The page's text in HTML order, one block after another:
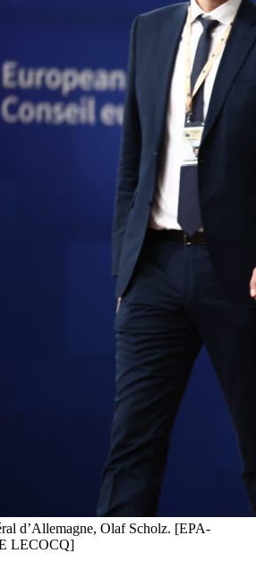
d’Allemagne, Olaf Scholz. [EPA-
LECOCQ]